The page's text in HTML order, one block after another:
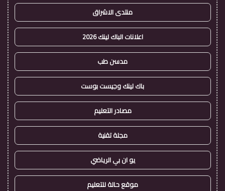
منتدى الاشراق
اعلانات الباك لينك 2026
مدسن طب
باك لينك وجيست بوست
مصادر التعليم
مجلة تقنية
يو ان بي الرياضي
موقع حالة للتعليم